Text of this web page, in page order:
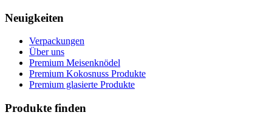
Neuigkeiten
Verpackungen
Über uns
Premium Meisenknödel
Premium Kokosnuss Produkte
Premium glasierte Produkte
Produkte finden